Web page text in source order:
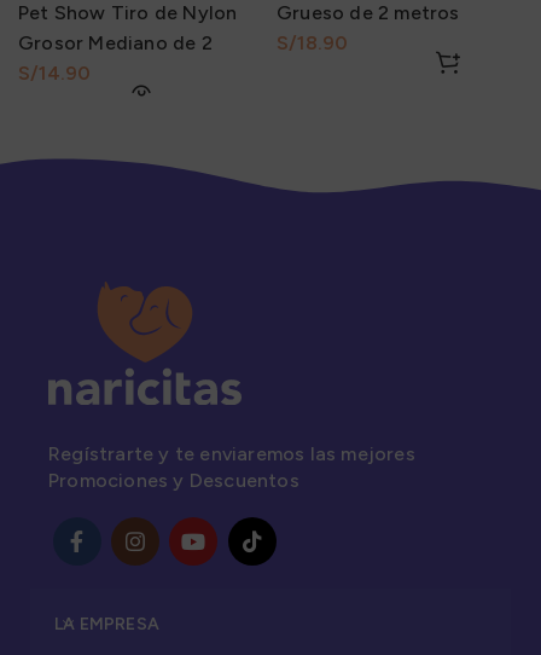
Pet Show Tiro de Nylon
Grosor Mediano de 2
metros
S/
Grueso de 2 metros
S/
Regístrarte y te enviaremos las mejores
Promociones y Descuentos
LA EMPRESA